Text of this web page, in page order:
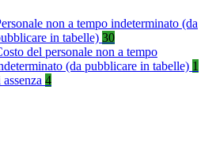
non a tempo indeterminato (da
in tabelle) 30
del personale non a tempo
(da pubblicare in tabelle) 1
4